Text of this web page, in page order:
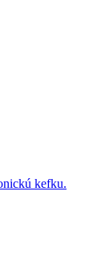
kefku.